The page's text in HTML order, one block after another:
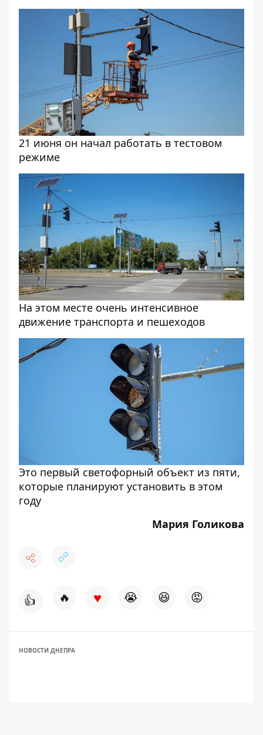
21 июня он начал работать в тестовом
режиме
На этом месте очень интенсивное
движение транспорта и пешеходов
Это первый светофорный объект из пяти,
которые планируют установить в этом
году
Мария Голикова
👍 🔥 ♥ 😭 😆 😡
НОВОСТИ ДНЕПРА